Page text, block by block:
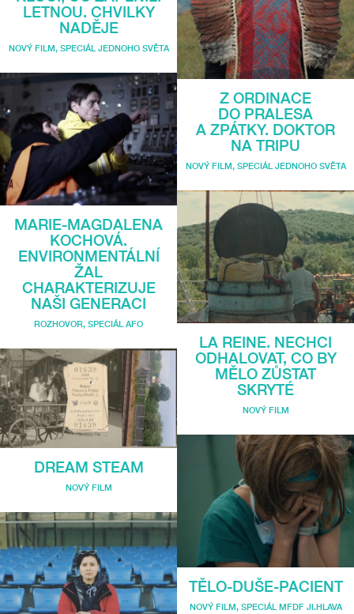
LETNOU. CHVILKY
NADĚJE
NOVÝ FILM, SPECIÁL JEDNOHO SVĚTA
MARIE-MAGDALENA
KOCHOVÁ.
ENVIRONMENTÁLNÍ
ŽAL
CHARAKTERIZUJE
NAŠI GENERACI
ROZHOVOR, SPECIÁL AFO
DREAM STEAM
NOVÝ FILM
Z ORDINACE
DO PRALESA
A ZPÁTKY. DOKTOR
NA TRIPU
NOVÝ FILM, SPECIÁL JEDNOHO SVĚTA
LA REINE. NECHCI
ODHALOVAT, CO BY
MĚLO ZŮSTAT
SKRYTÉ
NOVÝ FILM
TĚLO-DUŠE-PACIENT
NOVÝ FILM, SPECIÁL MFDF JI.HLAVA